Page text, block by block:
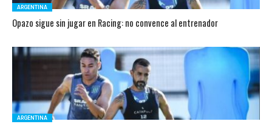
ARGENTINA
Opazo sigue sin jugar en Racing: no convence al entrenador
ARGENTINA